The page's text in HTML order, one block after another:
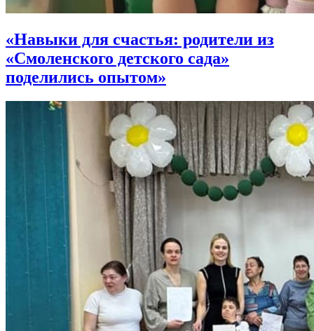
«Навыки для счастья: родители из
«Смоленского детского сада»
поделились опытом»